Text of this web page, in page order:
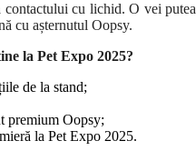
contactului cu lichid. O vei putea
cu așternutul Oopsy.
la Pet Expo 2025?
de la stand;
premium Oopsy;
la Pet Expo 2025.